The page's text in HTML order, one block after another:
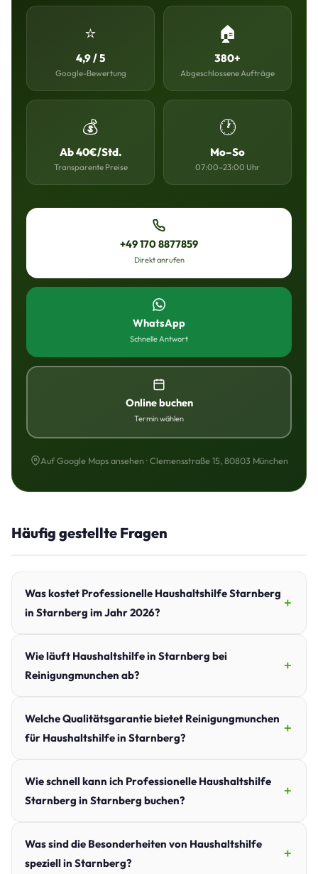
⭐
4,9 / 5
Google-Bewertung
🏠
380+
Abgeschlossene Aufträge
💰
Ab 40€/Std.
Transparente Preise
🕐
Mo–So
07:00–23:00 Uhr
+49 170 8877859
Direkt anrufen
WhatsApp
Schnelle Antwort
Online buchen
Termin wählen
Auf Google Maps ansehen · Clemensstraße 15, 80803 München
Häufig gestellte Fragen
Was kostet Professionelle Haushaltshilfe Starnberg
in Starnberg im Jahr 2026?
Wie läuft Haushaltshilfe in Starnberg bei
Reinigungmunchen ab?
Welche Qualitätsgarantie bietet Reinigungmunchen
für Haushaltshilfe in Starnberg?
Wie schnell kann ich Professionelle Haushaltshilfe
Starnberg in Starnberg buchen?
Was sind die Besonderheiten von Haushaltshilfe
speziell in Starnberg?